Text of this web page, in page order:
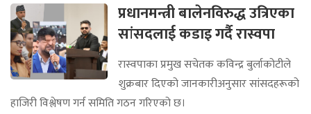
प्रधानमन्त्री बालेनविरुद्ध उत्रिएका
सांसदलाई कडाइ गर्दै रास्वपा
रास्वपाका प्रमुख सचेतक कविन्द्र बुर्लाकोटीले
शुक्रबार दिएको जानकारीअनुसार सांसदहरूको
हाजिरी विश्लेषण गर्न समिति गठन गरिएको छ।